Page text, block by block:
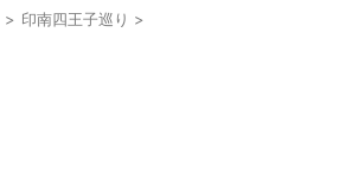
> 印南四王子巡り >